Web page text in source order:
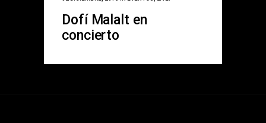
Dofí Malalt en
concierto